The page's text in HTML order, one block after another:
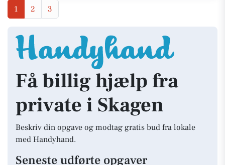
1 2 3
Få billig hjælp fra
private i Skagen
Beskriv din opgave og modtag gratis bud fra lokale
med Handyhand.
Seneste udførte opgaver